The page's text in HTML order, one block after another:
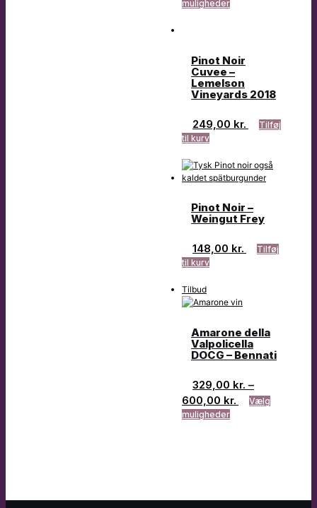
muligheder
Pinot Noir
Cuvee –
Lemelson
Vineyards 2018
249,00 kr.
Tilføj
til kurv
Pinot Noir –
Weingut Frey
148,00 kr.
Tilføj
til kurv
Tilbud
Amarone della
Valpolicella
DOCG – Bennati
329,00 kr. –
600,00 kr.
Vælg
muligheder